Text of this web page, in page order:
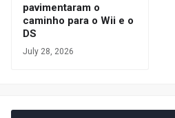
pavimentaram o
caminho para o Wii e o
DS
July 28, 2026